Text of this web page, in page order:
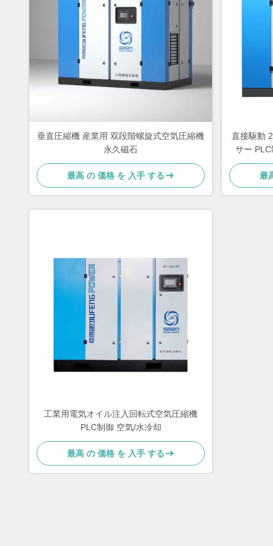
垂直圧縮機 産業用 双段階螺旋式空気圧縮機
永久磁石
最高 の 価格 を 入手 する
直接駆動
サー
最
工業用電気オイル注入回転式空気圧縮機
PLC制御 空気/水冷却
最高 の 価格 を 入手 する